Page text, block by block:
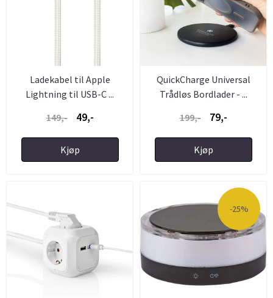
Ladekabel til Apple
Lightning til USB-C ...
149,-
49,-
Kjøp
QuickCharge Universal
Trådløs Bordlader - ...
199,-
79,-
Kjøp
-25%